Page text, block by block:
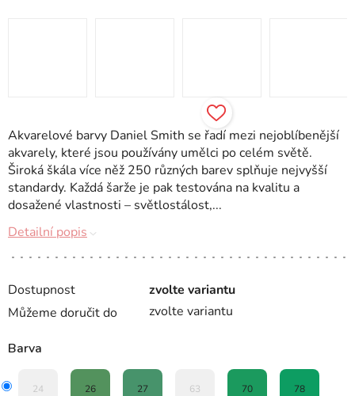
Dostupnost
zvolte variantu
Můžeme doručit do
zvolte variantu
Barva
24 26 27 63 70 78
Akvarelové barvy Daniel Smith se řadí mezi nejoblíbenější
akvarely, které jsou používány umělci po celém světě.
Široká škála více něž 250 různých barev splňuje nejvyšší
standardy. Každá šarže je pak testována na kvalitu a
dosažené vlastnosti – světlostálost,...
Detailní popis